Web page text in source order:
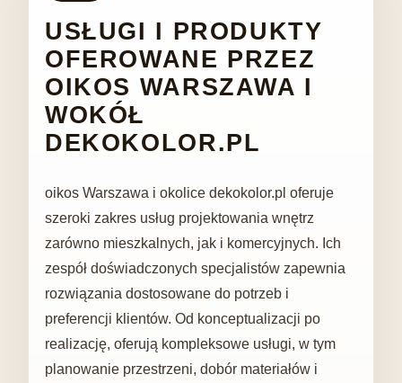
USŁUGI I PRODUKTY
OFEROWANE PRZEZ
OIKOS WARSZAWA I
WOKÓŁ
DEKOKOLOR.PL
oikos Warszawa i okolice dekokolor.pl oferuje
szeroki zakres usług projektowania wnętrz
zarówno mieszkalnych, jak i komercyjnych. Ich
zespół doświadczonych specjalistów zapewnia
rozwiązania dostosowane do potrzeb i
preferencji klientów. Od konceptualizacji po
realizację, oferują kompleksowe usługi, w tym
planowanie przestrzeni, dobór materiałów i